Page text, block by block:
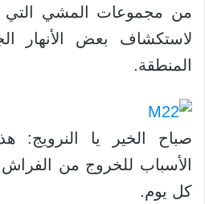
من مجموعات المشي التي
لاستكشاف بعض الأنهار
المنطقة.
صباح الخير يا النرويج:
الأسباب للخروج من
كل يوم.